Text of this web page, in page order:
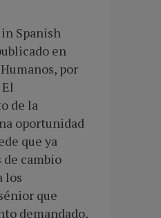
Spanish
en
por
de la
oportunidad
que ya
cambio
los
que
demandado,